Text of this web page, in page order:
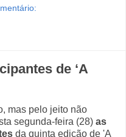
de ‘A
mas pelo jeito não
segunda-feira (28) as
da quinta edição de 'A